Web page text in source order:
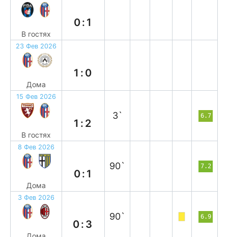
В гостях
0:1
23 Фев 2026
Дома
1:0
15 Фев 2026
В гостях
1:2
3` 6.7
8 Фев 2026
Дома
0:1
90` 7.2
3 Фев 2026
0:3
90` 6.9